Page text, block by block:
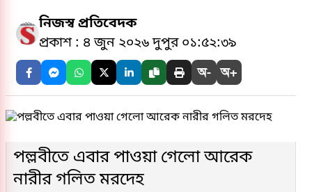
নিজস্ব প্রতিবেদক
প্রকাশ : ৪ জুন ২০২৬ দুপুর ০১:৫২:৩৯
অ- অ+
পল্লবীতে এবার পাওয়া গেলো আরেক
নারীর গলিত মরদেহ